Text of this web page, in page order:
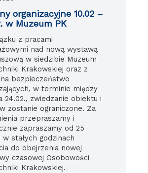
organizacyjne 10.02 –
w Muzeum PK
z pracami
nad nową wystawą
w siedzibie Muzeum
Krakowskiej oraz z
bezpieczeństwo
w terminie między
24.02., zwiedzanie obiektu i
zostanie ograniczone. Za
przepraszamy i
zapraszamy od 25
w stałych godzinach
do obejrzenia nowej
czasowej Osobowości
Krakowskiej.